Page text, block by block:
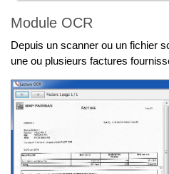
Module OCR
Depuis un scanner ou un fichier
une ou plusieurs factures